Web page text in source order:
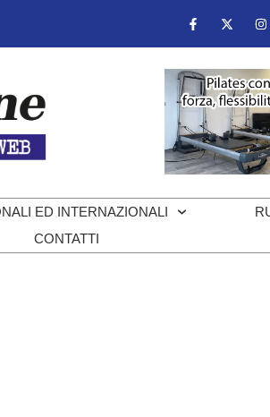
ED INTERNAZIONALI
CONTATTI